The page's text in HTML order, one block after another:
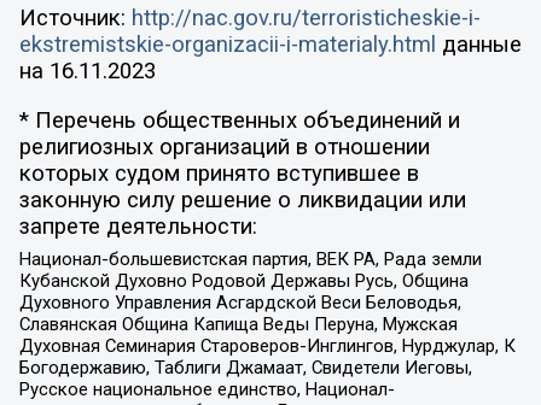
Источник: http://nac.gov.ru/terroristicheskie-i-
ekstremistskie-organizacii-i-materialy.html данные
на 16.11.2023
* Перечень общественных объединений и
религиозных организаций в отношении
которых судом принято вступившее в
законную силу решение о ликвидации или
запрете деятельности:
Национал-большевистская партия, ВЕК РА, Рада земли
Кубанской Духовно Родовой Державы Русь, Община
Духовного Управления Асгардской Веси Беловодья,
Славянская Община Капища Веды Перуна, Мужская
Духовная Семинария Староверов-Инглингов, Нурджулар, К
Богодержавию, Таблиги Джамаат, Свидетели Иеговы,
Русское национальное единство, Национал-